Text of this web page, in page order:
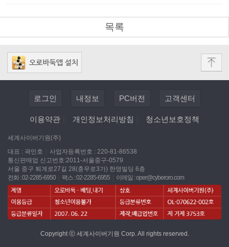
목록
로그인 내정보 PC버전 고객센터
이용약관 개인정보처리방침 청소년보호정책
세계사이버기원(주)
대표 : 곽민호
사업자등록번호 : 220-81-86538
통신판매업 신고번호:2011-서울중구-0579
서울 중구 퇴계로27길 28(충무로3가) 한영빌딩 6층
전화 : 02-2285-6950
팩스 : 02-2285-6955 이메일 :oper@cyberoro.com
Copyright ⓒ 세계사이버기원 Corp. All rights reserved.